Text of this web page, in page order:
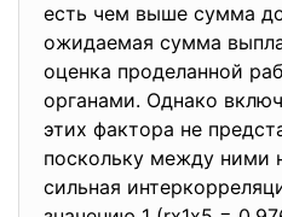
есть чем выше сумма
ожидаемая сумма
оценка проделанной
органами. Однако
этих фактора не
поскольку между ними
сильная